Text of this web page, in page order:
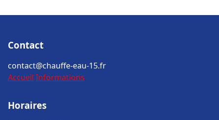
Contact
contact@chauffe-eau-15.fr
Accueil Informations
Horaires